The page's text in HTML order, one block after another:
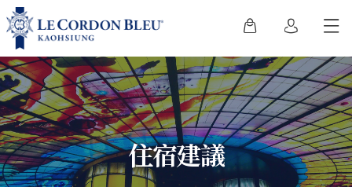
住宿建議